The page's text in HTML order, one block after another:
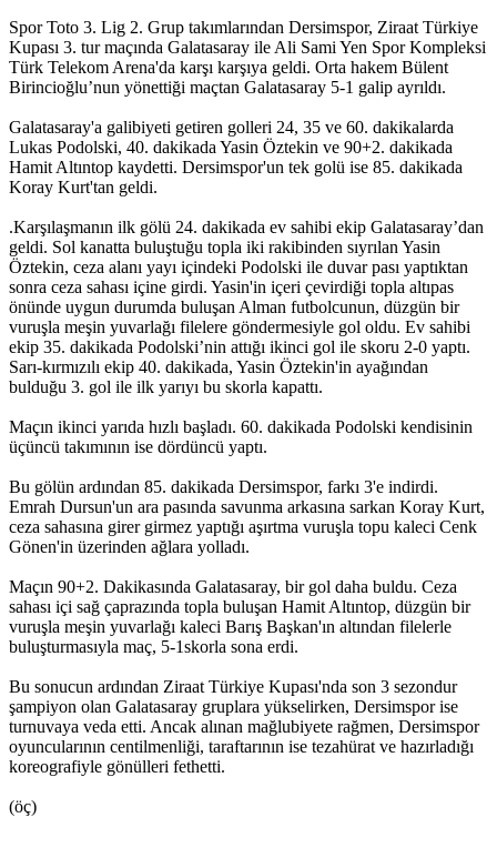
Spor Toto 3. Lig 2. Grup takımlarından Dersimspor, Ziraat Türkiye
Kupası 3. tur maçında Galatasaray ile Ali Sami Yen Spor Kompleksi
Türk Telekom Arena'da karşı karşıya geldi. Orta hakem Bülent
Birincioğlu’nun yönettiği maçtan Galatasaray 5-1 galip ayrıldı.
Galatasaray'a galibiyeti getiren golleri 24, 35 ve 60. dakikalarda
Lukas Podolski, 40. dakikada Yasin Öztekin ve 90+2. dakikada
Hamit Altıntop kaydetti. Dersimspor'un tek golü ise 85. dakikada
Koray Kurt'tan geldi.
.Karşılaşmanın ilk gölü 24. dakikada ev sahibi ekip Galatasaray’dan
geldi. Sol kanatta buluştuğu topla iki rakibinden sıyrılan Yasin
Öztekin, ceza alanı yayı içindeki Podolski ile duvar pası yaptıktan
sonra ceza sahası içine girdi. Yasin'in içeri çevirdiği topla altıpas
önünde uygun durumda buluşan Alman futbolcunun, düzgün bir
vuruşla meşin yuvarlağı filelere göndermesiyle gol oldu. Ev sahibi
ekip 35. dakikada Podolski’nin attığı ikinci gol ile skoru 2-0 yaptı.
Sarı-kırmızılı ekip 40. dakikada, Yasin Öztekin'in ayağından
bulduğu 3. gol ile ilk yarıyı bu skorla kapattı.
Maçın ikinci yarıda hızlı başladı. 60. dakikada Podolski kendisinin
üçüncü takımının ise dördüncü yaptı.
Bu gölün ardından 85. dakikada Dersimspor, farkı 3'e indirdi.
Emrah Dursun'un ara pasında savunma arkasına sarkan Koray Kurt,
ceza sahasına girer girmez yaptığı aşırtma vuruşla topu kaleci Cenk
Gönen'in üzerinden ağlara yolladı.
Maçın 90+2. Dakikasında Galatasaray, bir gol daha buldu. Ceza
sahası içi sağ çaprazında topla buluşan Hamit Altıntop, düzgün bir
vuruşla meşin yuvarlağı kaleci Barış Başkan'ın altından filelerle
buluşturmasıyla maç, 5-1skorla sona erdi.
Bu sonucun ardından Ziraat Türkiye Kupası'nda son 3 sezondur
şampiyon olan Galatasaray gruplara yükselirken, Dersimspor ise
turnuvaya veda etti. Ancak alınan mağlubiyete rağmen, Dersimspor
oyuncularının centilmenliği, taraftarının ise tezahürat ve hazırladığı
koreografiyle gönülleri fethetti.
(öç)